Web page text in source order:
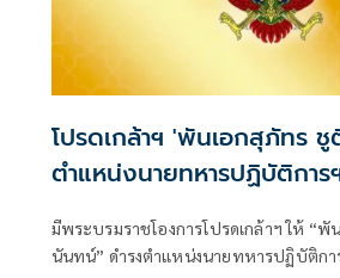
โปรดเกล้าฯ 'พันเอกสุภัทร
ตำแหน่งนายทหารปฏิบัติการ
มีพระบรมราชโองการโปรดเกล้าฯ ให้ “พั
นันทน์” ดำรงตำแหน่งนายทหารปฏิบัติกา